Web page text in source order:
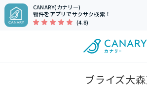
CANARY(カナリー)
物件をアプリでサクサク検索！
(4.8)
ブライズ大